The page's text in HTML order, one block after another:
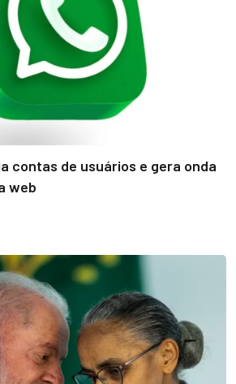
contas de usuários e gera onda
web